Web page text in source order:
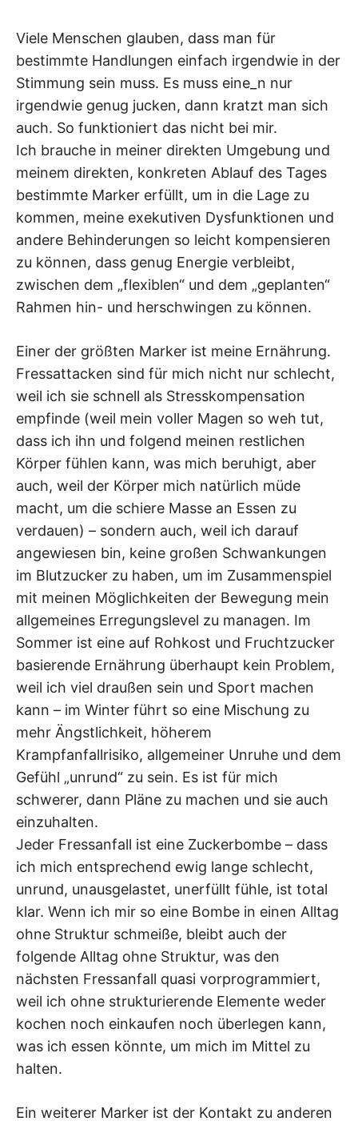
Viele Menschen glauben, dass man für
bestimmte Handlungen einfach irgendwie in der
Stimmung sein muss. Es muss eine_n nur
irgendwie genug jucken, dann kratzt man sich
auch. So funktioniert das nicht bei mir.
Ich brauche in meiner direkten Umgebung und
meinem direkten, konkreten Ablauf des Tages
bestimmte Marker erfüllt, um in die Lage zu
kommen, meine exekutiven Dysfunktionen und
andere Behinderungen so leicht kompensieren
zu können, dass genug Energie verbleibt,
zwischen dem „flexiblen“ und dem „geplanten“
Rahmen hin- und herschwingen zu können.
Einer der größten Marker ist meine Ernährung.
Fressattacken sind für mich nicht nur schlecht,
weil ich sie schnell als Stresskompensation
empfinde (weil mein voller Magen so weh tut,
dass ich ihn und folgend meinen restlichen
Körper fühlen kann, was mich beruhigt, aber
auch, weil der Körper mich natürlich müde
macht, um die schiere Masse an Essen zu
verdauen) – sondern auch, weil ich darauf
angewiesen bin, keine großen Schwankungen
im Blutzucker zu haben, um im Zusammenspiel
mit meinen Möglichkeiten der Bewegung mein
allgemeines Erregungslevel zu managen. Im
Sommer ist eine auf Rohkost und Fruchtzucker
basierende Ernährung überhaupt kein Problem,
weil ich viel draußen sein und Sport machen
kann – im Winter führt so eine Mischung zu
mehr Ängstlichkeit, höherem
Krampfanfallrisiko, allgemeiner Unruhe und dem
Gefühl „unrund“ zu sein. Es ist für mich
schwerer, dann Pläne zu machen und sie auch
einzuhalten.
Jeder Fressanfall ist eine Zuckerbombe – dass
ich mich entsprechend ewig lange schlecht,
unrund, unausgelastet, unerfüllt fühle, ist total
klar. Wenn ich mir so eine Bombe in einen Alltag
ohne Struktur schmeiße, bleibt auch der
folgende Alltag ohne Struktur, was den
nächsten Fressanfall quasi vorprogrammiert,
weil ich ohne strukturierende Elemente weder
kochen noch einkaufen noch überlegen kann,
was ich essen könnte, um mich im Mittel zu
halten.
Ein weiterer Marker ist der Kontakt zu anderen